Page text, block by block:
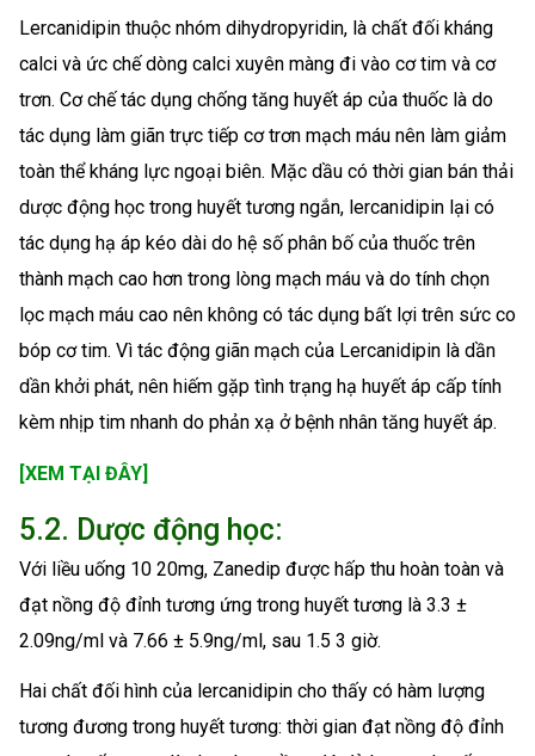
Lercanidipin thuộc nhóm dihydropyridin, là chất đối kháng
calci và ức chế dòng calci xuyên màng đi vào cơ tim và cơ
trơn. Cơ chế tác dụng chống tăng huyết áp của thuốc là do
tác dụng làm giãn trực tiếp cơ trơn mạch máu nên làm giảm
toàn thể kháng lực ngoại biên. Mặc dầu có thời gian bán thải
dược động học trong huyết tương ngắn, lercanidipin lại có
tác dụng hạ áp kéo dài do hệ số phân bố của thuốc trên
thành mạch cao hơn trong lòng mạch máu và do tính chọn
lọc mạch máu cao nên không có tác dụng bất lợi trên sức co
bóp cơ tim. Vì tác động giãn mạch của Lercanidipin là dần
dần khởi phát, nên hiếm gặp tình trạng hạ huyết áp cấp tính
kèm nhịp tim nhanh do phản xạ ở bệnh nhân tăng huyết áp.
[XEM TẠI ĐÂY]
5.2. Dược động học:
Với liều uống 10 20mg, Zanedip được hấp thu hoàn toàn và
đạt nồng độ đỉnh tương ứng trong huyết tương là 3.3 ±
2.09ng/ml và 7.66 ± 5.9ng/ml, sau 1.5 3 giờ.
Hai chất đối hình của lercanidipin cho thấy có hàm lượng
tương đương trong huyết tương: thời gian đạt nồng độ đỉnh